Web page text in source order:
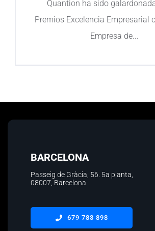
Quantion ha sido
Premios Excelencia Empresarial
Empresa de
BARCELONA
Passeig de Gràcia, 56. 5a planta
08007, Barcelona
679 783 898